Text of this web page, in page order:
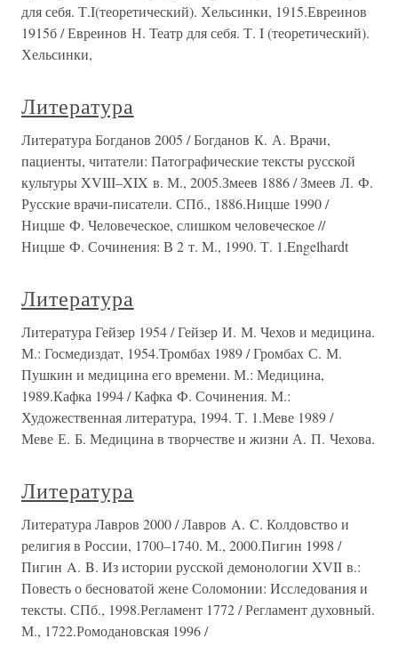
для себя. Т.I(теоретический). Хельсинки, 1915.Евреинов
1915б / Евреинов Н. Театр для себя. Т. I (теоретический).
Хельсинки,
Литература
Литература Богданов 2005 / Богданов К. А. Врачи,
пациенты, читатели: Патографические тексты русской
культуры XVIII–XIX в. М., 2005.Змеев 1886 / Змеев Л. Ф.
Русские врачи-писатели. СПб., 1886.Ницше 1990 /
Ницше Ф. Человеческое, слишком человеческое //
Ницше Ф. Сочинения: В 2 т. М., 1990. Т. 1.Engelhardt
Литература
Литература Гейзер 1954 / Гейзер И. М. Чехов и медицина.
М.: Госмедиздат, 1954.Тромбах 1989 / Громбах С. М.
Пушкин и медицина его времени. М.: Медицина,
1989.Кафка 1994 / Кафка Ф. Сочинения. М.:
Художественная литература, 1994. Т. 1.Меве 1989 /
Меве Е. Б. Медицина в творчестве и жизни А. П. Чехова.
Литература
Литература Лавров 2000 / Лавров A. C. Колдовство и
религия в России, 1700–1740. М., 2000.Пигин 1998 /
Пигин A. B. Из истории русской демонологии XVII в.:
Повесть о бесноватой жене Соломонии: Исследования и
тексты. СПб., 1998.Регламент 1772 / Регламент духовный.
М., 1722.Ромодановская 1996 /